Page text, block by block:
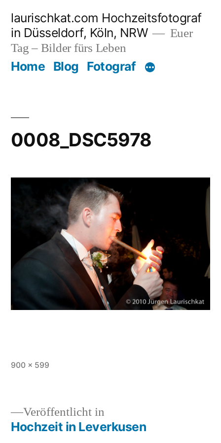
Inhalt
springen
laurischkat.com Hochzeitsfotograf
in Düsseldorf, Köln, NRW
Euer
Tag – Bilder fürs Leben
Home Blog Fotograf
0008_DSC5978
Originalgröße
900 × 599
Beitragsnavigation
Veröffentlicht in
Hochzeit in Leverkusen